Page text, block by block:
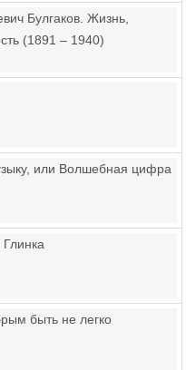
Булгаков. Жизнь,
(1891 – 1940)
или Волшебная цифра
быть не легко